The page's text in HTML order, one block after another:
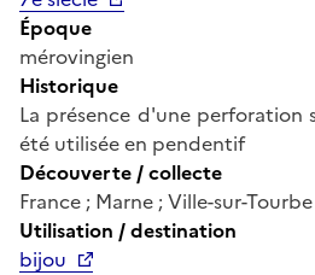
Époque
mérovingien
Historique
La présence d'une perforation
été utilisée en pendentif
Découverte / collecte
France ; Marne ; Ville-sur-
Utilisation / destination
bijou